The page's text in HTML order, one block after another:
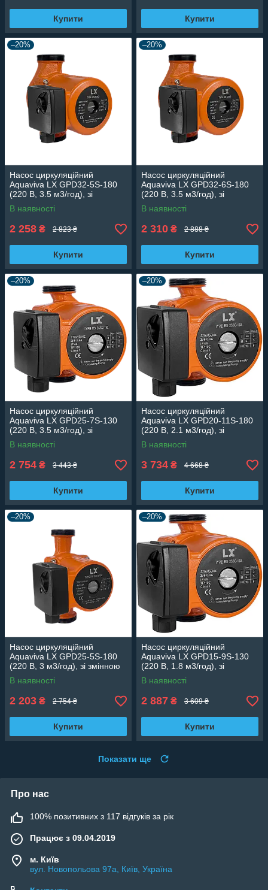
Купити Купити
–20%
Насос циркуляційний
Aquaviva LX GPD32-5S-180
(220 В, 3.5 м3/год), зі
змінною швидкістю
В наявності
2 258 ₴ 2 823 ₴
Купити
–20%
Насос циркуляційний
Aquaviva LX GPD32-6S-180
(220 В, 3.5 м3/год), зі
змінною швидкістю
В наявності
2 310 ₴ 2 888 ₴
Купити
–20%
Насос циркуляційний
Aquaviva LX GPD25-7S-130
(220 В, 3.5 м3/год), зі
змінною швидкістю
В наявності
2 754 ₴ 3 443 ₴
Купити
–20%
Насос циркуляційний
Aquaviva LX GPD20-11S-180
(220 В, 2.1 м3/год), зі
змінною швидкістю
В наявності
3 734 ₴ 4 668 ₴
Купити
–20%
Насос циркуляційний
Aquaviva LX GPD25-5S-180
(220 В, 3 м3/год), зі змінною
швидкістю
В наявності
2 203 ₴ 2 754 ₴
Купити
–20%
Насос циркуляційний
Aquaviva LX GPD15-9S-130
(220 В, 1.8 м3/год), зі
змінною швидкістю
В наявності
2 887 ₴ 3 609 ₴
Купити
Показати ще
Про нас
100% позитивних з 117 відгуків за рік
Працює з 09.04.2019
м. Київ
вул. Новопольова 97а, Київ, Україна